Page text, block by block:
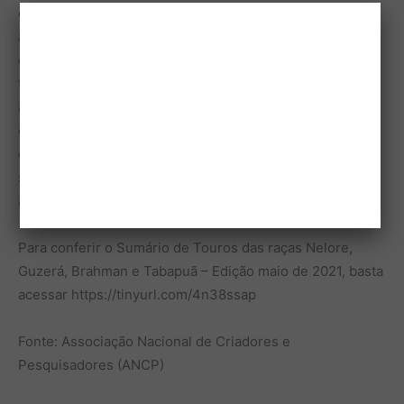
dados, que reúne aproximadamente 3,8 milhões de
animais, com 13 milhões de medidas de pesos corporais
e 2,4 milhões de perímetros escrotais. A publicação
também inclui tabelas com os índices dos melhores
animais para as diferentes características avaliadas,
como as DEPs para fertilidade e precocidade de fêmeas
e machos, além de habilidade maternal, ganho em peso,
stayability, qualidade da carcaça e carne, eficiência
alimentar e aspectos morfológicos.
Para conferir o Sumário de Touros das raças Nelore,
Guzerá, Brahman e Tabapuã – Edição maio de 2021, basta
acessar https://tinyurl.com/4n38ssap
Fonte: Associação Nacional de Criadores e
Pesquisadores (ANCP)